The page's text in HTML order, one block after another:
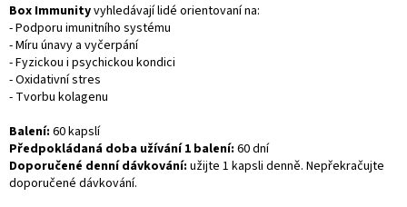
Box Immunityvyhledávají lidé orientovaní na:
- Podporu imunitního systému
- Míru únavy a vyčerpání
- Fyzickou i psychickou kondici
- Oxidativní stres
- Tvorbu kolagenu
Balení: 60 kapslí
Předpokládaná doba užívání 1 balení: 60 dní
Doporučené denní dávkování: užijte 1 kapsli denně. Nepřekračujte
doporučené dávkování.